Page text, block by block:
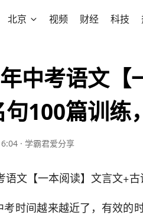
北京 视频 财经 科技
中考语文【
句100篇训练
· 学霸君爱分享
语文【一本阅读】文言文+
考时间越来越近了，有效的